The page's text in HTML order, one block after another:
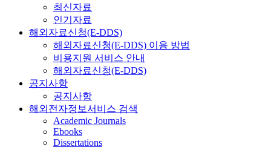
최신자료
인기자료
해외자료신청(E-DDS)
해외자료신청(E-DDS) 이용 방법
비용지원 서비스 안내
해외자료신청(E-DDS)
공지사항
공지사항
해외전자정보서비스 검색
Academic Journals
Ebooks
Dissertations